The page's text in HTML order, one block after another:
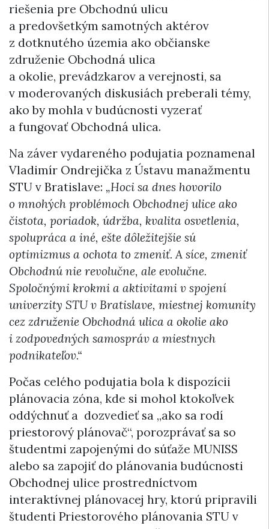
riešenia pre Obchodnú ulicu
a predovšetkým samotných aktérov
z dotknutého územia ako občianske
združenie Obchodná ulica
a okolie, prevádzkarov a verejnosti, sa
v moderovaných diskusiách preberali témy,
ako by mohla v budúcnosti vyzerať
a fungovať Obchodná ulica.
Na záver vydareného podujatia poznamenal
Vladimír Ondrejička z Ústavu manažmentu
STU v Bratislave: „Hoci sa dnes hovorilo
o mnohých problémoch Obchodnej ulice ako
čistota, poriadok, údržba, kvalita osvetlenia,
spolupráca a iné, ešte dôležitejšie sú
optimizmus a ochota to zmeniť. A síce, zmeniť
Obchodnú nie revolučne, ale evolučne.
Spoločnými krokmi a aktivitami v spojení
univerzity STU v Bratislave, miestnej komunity
cez združenie Obchodná ulica a okolie ako
i zodpovedných samospráv a miestnych
podnikateľov.“
Počas celého podujatia bola k dispozícii
plánovacia zóna, kde si mohol ktokoľvek
oddýchnuť a dozvedieť sa „ako sa rodí
priestorový plánovač“, porozprávať sa so
študentmi zapojenými do súťaže MUNISS
alebo sa zapojiť do plánovania budúcnosti
Obchodnej ulice prostredníctvom
interaktívnej plánovacej hry, ktorú pripravili
študenti Priestorového plánovania STU v